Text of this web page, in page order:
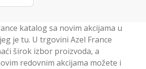
katalog sa novim akcijama u
je tu. U trgovini Azel France
širok izbor proizvoda, a
redovnim akcijama možete i